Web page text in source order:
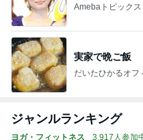
Amebaトピックス
実家で晩ご飯
だいたひかるオフ
ジャンルランキング
ヨガ・フィットネス 3,917人参加